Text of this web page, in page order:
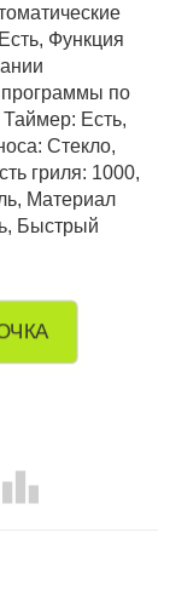
Функция
программы по
Есть,
Стекло,
гриля: 1000,
Материал
Быстрый
leaderboard